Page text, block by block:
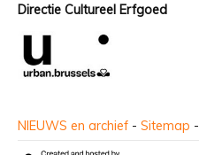
Directie Cultureel Erfgoed
NIEUWS en archief - Sitemap -